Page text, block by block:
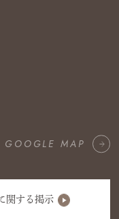
GOOGLE MAP
関する掲示